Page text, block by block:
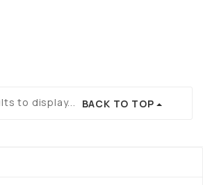
to display... BACK TO TOP